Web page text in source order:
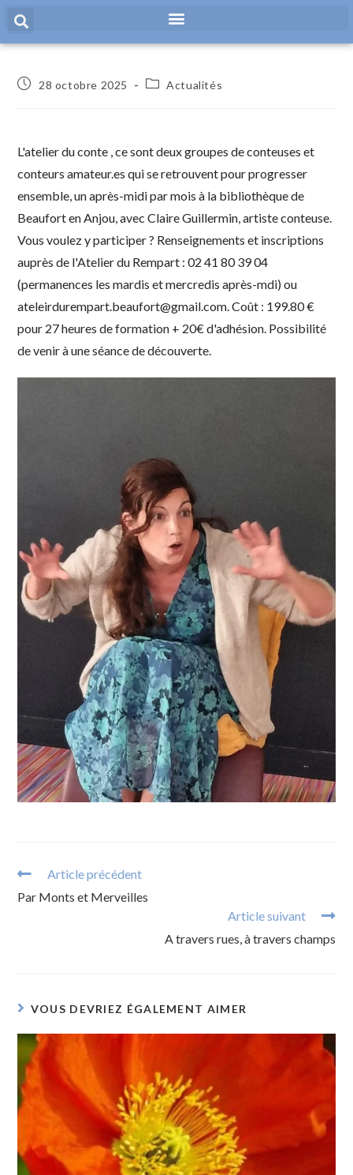
Panneau de gestion des cookies
28 octobre 2025 Actualités
L'atelier du conte , ce sont deux groupes de conteuses et
conteurs amateur.es qui se retrouvent pour progresser
ensemble, un après-midi par mois à la bibliothèque de
Beaufort en Anjou, avec Claire Guillermin, artiste conteuse.
Vous voulez y participer ? Renseignements et inscriptions
auprès de l'Atelier du Rempart : 02 41 80 39 04
(permanences les mardis et mercredis après-mdi) ou
ateleirdurempart.beaufort@gmail.com. Coût : 199.80 €
pour 27 heures de formation + 20€ d'adhésion. Possibilité
de venir à une séance de découverte.
Article précédent
Par Monts et Merveilles
Article suivant
A travers rues, à travers champs
VOUS DEVRIEZ ÉGALEMENT AIMER